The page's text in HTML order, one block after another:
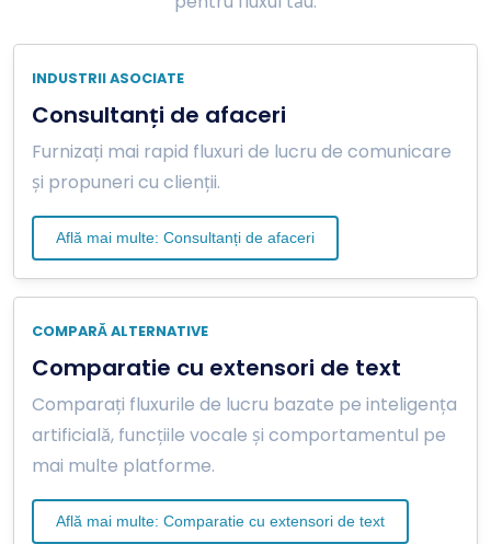
INDUSTRII ASOCIATE
Consultanți de afaceri
Furnizați mai rapid fluxuri de lucru de comunicare
și propuneri cu clienții.
Află mai multe: Consultanți de afaceri
COMPARĂ ALTERNATIVE
Comparatie cu extensori de text
Comparați fluxurile de lucru bazate pe inteligența
artificială, funcțiile vocale și comportamentul pe
mai multe platforme.
Află mai multe: Comparatie cu extensori de text